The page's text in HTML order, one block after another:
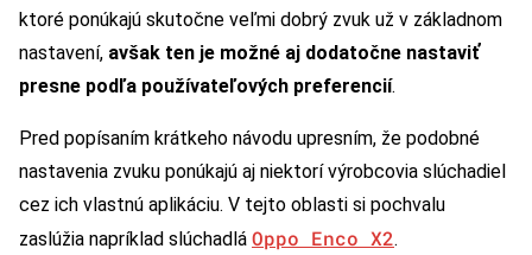
ktoré ponúkajú skutočne veľmi dobrý zvuk už v základnom
nastavení, avšak ten je možné aj dodatočne nastaviť
presne podľa používateľových preferencií.
Pred popísaním krátkeho návodu upresním, že podobné
nastavenia zvuku ponúkajú aj niektorí výrobcovia slúchadiel
cez ich vlastnú aplikáciu. V tejto oblasti si pochvalu
zaslúžia napríklad slúchadlá Oppo Enco X2.